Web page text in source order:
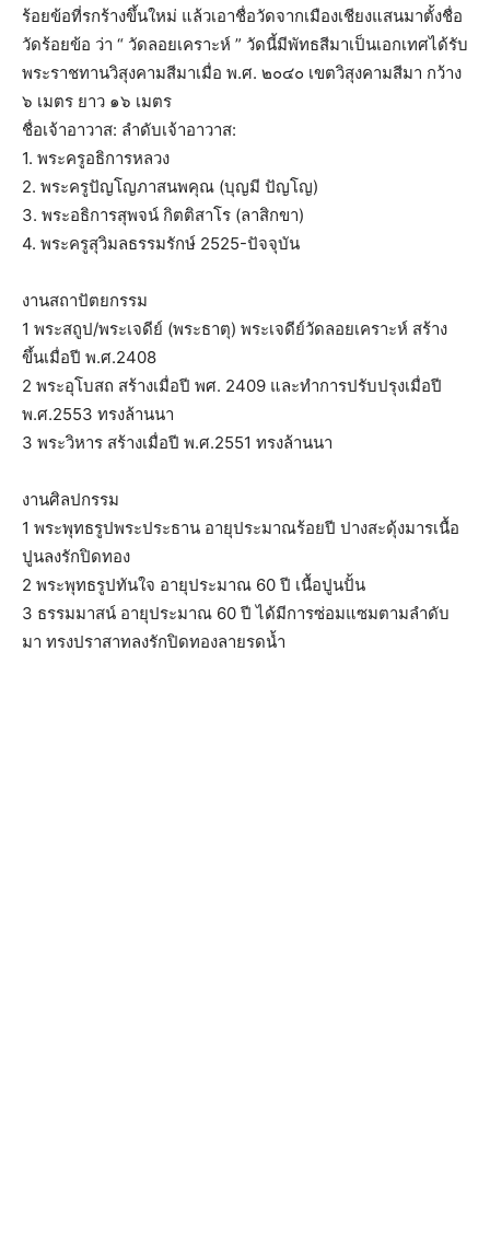
ร้อยข้อที่รกร้างขึ้นใหม่ แล้วเอาชื่อวัดจากเมืองเชียงแสนมาตั้งชื่อ
วัดร้อยข้อ ว่า “ วัดลอยเคราะห์ ” วัดนี้มีพัทธสีมาเป็นเอกเทศได้รับ
พระราชทานวิสุงคามสีมาเมื่อ พ.ศ. ๒๐๔๐ เขตวิสุงคามสีมา กว้าง
๖ เมตร ยาว ๑๖ เมตร
ชื่อเจ้าอาวาส: ลำดับเจ้าอาวาส:
1. พระครูอธิการหลวง
2. พระครูปัญโญภาสนพคุณ (บุญมี ปัญโญ)
3. พระอธิการสุพจน์ กิตติสาโร (ลาสิกขา)
4. พระครูสุวิมลธรรมรักษ์ 2525-ปัจจุบัน
งานสถาปัตยกรรม
1 พระสถูป/พระเจดีย์ (พระธาตุ) พระเจดีย์วัดลอยเคราะห์ สร้าง
ขึ้นเมื่อปี พ.ศ.2408
2 พระอุโบสถ สร้างเมื่อปี พศ. 2409 และทำการปรับปรุงเมื่อปี
พ.ศ.2553 ทรงล้านนา
3 พระวิหาร สร้างเมื่อปี พ.ศ.2551 ทรงล้านนา
งานศิลปกรรม
1 พระพุทธรูปพระประธาน อายุประมาณร้อยปี ปางสะดุ้งมารเนื้อ
ปูนลงรักปิดทอง
2 พระพุทธรูปทันใจ อายุประมาณ 60 ปี เนื้อปูนปั้น
3 ธรรมมาสน์ อายุประมาณ 60 ปี ได้มีการซ่อมแซมตามลำดับ
มา ทรงปราสาทลงรักปิดทองลายรดน้ำ